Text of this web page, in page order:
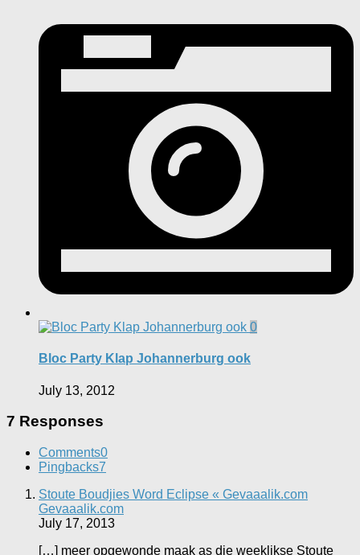
0
Bloc Party Klap Johannerburg ook
July 13, 2012
7 Responses
Comments0
Pingbacks7
Stoute Boudjies Word Eclipse « Gevaaalik.com
Gevaaalik.com
July 17, 2013
[…] meer opgewonde maak as die weeklikse Stoute